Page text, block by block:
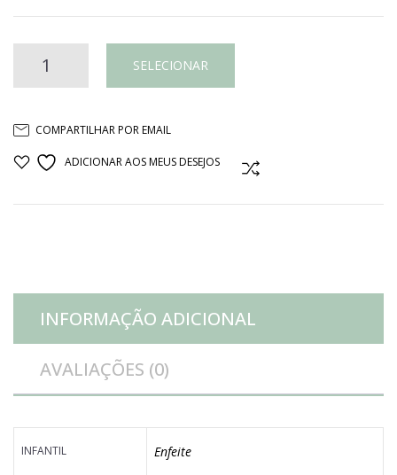
madeira
SELECIONAR
COMPARTILHAR POR EMAIL
ADICIONAR AOS MEUS DESEJOS
INFORMAÇÃO ADICIONAL
AVALIAÇÕES (0)
INFANTIL Enfeite